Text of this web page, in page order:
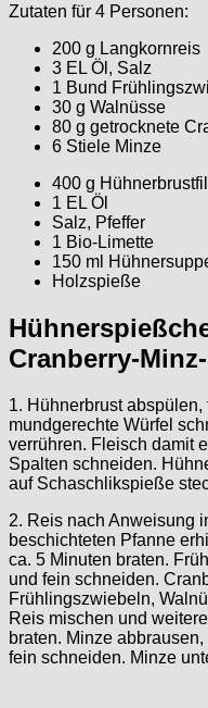
Zutaten für 4 Personen:
200 g Langkornreis
3 EL Öl, Salz
1 Bund
30 g Walnüsse
80 g getrocknete
6 Stiele Minze
400 g
1 EL Öl
Salz, Pfeffer
1 Bio-Limette
150 ml
Holzspieße
Cranberry-
1. Hühnerbrust
mundgerechte Würfel
verrühren. Fleisch damit
Spalten schneiden.
auf Schaschlikspieße
2. Reis nach Anweisung
beschichteten Pfanne
ca. 5 Minuten braten.
und fein schneiden.
Frühlingszwiebeln,
Reis mischen und
braten. Minze
fein schneiden. Minze